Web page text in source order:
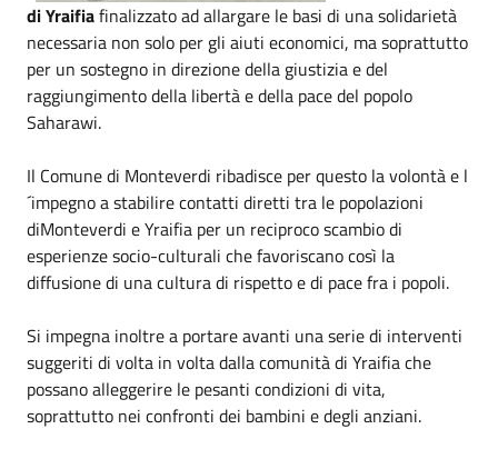
di Yraifiafinalizzato ad allargare le basi di una solidarietà
necessaria non solo per gli aiuti economici, ma soprattutto
per un sostegno in direzione della giustizia e del
raggiungimento della libertà e della pace del popolo
Saharawi.
Il Comune di Monteverdi ribadisce per questo la volontà e l
´impegno a stabilire contatti diretti tra le popolazioni
diMonteverdi e Yraifia per un reciproco scambio di
esperienze socio-culturali che favoriscano così la
diffusione di una cultura di rispetto e di pace fra i popoli.
Si impegna inoltre a portare avanti una serie di interventi
suggeriti di volta in volta dalla comunità di Yraifia che
possano alleggerire le pesanti condizioni di vita,
soprattutto nei confronti dei bambini e degli anziani.